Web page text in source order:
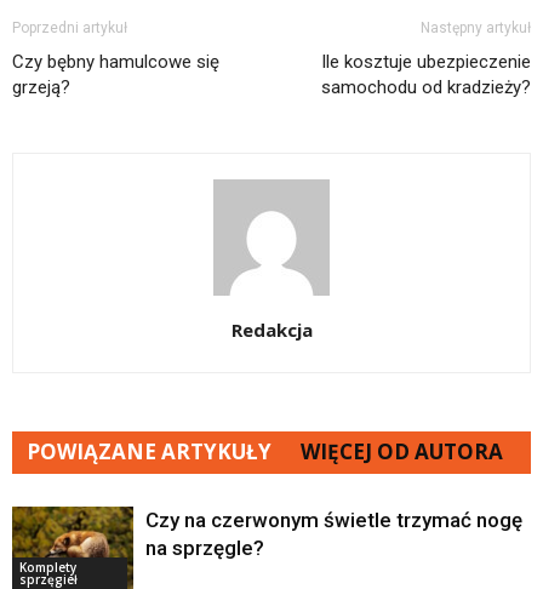
Poprzedni artykuł
Czy bębny hamulcowe się
grzeją?
Następny artykuł
Ile kosztuje ubezpieczenie
samochodu od kradzieży?
Redakcja
POWIĄZANE ARTYKUŁY WIĘCEJ OD AUTORA
Komplety
sprzęgieł
Czy na czerwonym świetle trzymać nogę
na sprzęgle?